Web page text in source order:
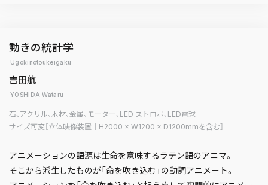
動きの統計学
Ugokinotoukeigaku
吉田航
YOSHIDA Wataru
石、アクリル、木材、金属、モーター、LED ストロボ、LED電球
サイズ可変［立体映像装置｜H2000 × W1200 × D1200mmを含む］
アニメーションの語源は生命を意味するラテン語のアニマ。
そこから派生したものが「命を吹き込む」の動詞アニメート。